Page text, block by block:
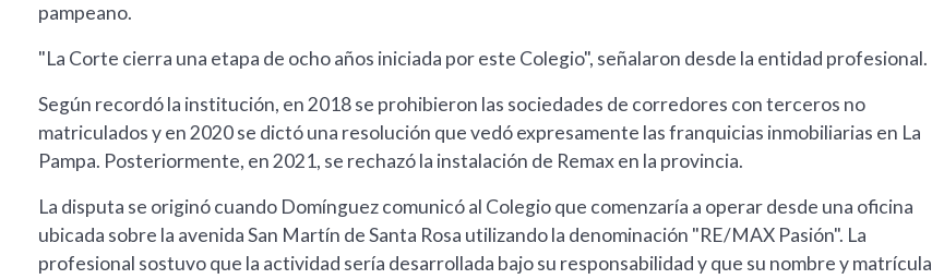
pampeano.
"La Corte cierra una etapa de ocho años iniciada por este Colegio", señalaron desde la entidad profesional.
Según recordó la institución, en 2018 se prohibieron las sociedades de corredores con terceros no
matriculados y en 2020 se dictó una resolución que vedó expresamente las franquicias inmobiliarias en La
Pampa. Posteriormente, en 2021, se rechazó la instalación de Remax en la provincia.
La disputa se originó cuando Domínguez comunicó al Colegio que comenzaría a operar desde una oficina
ubicada sobre la avenida San Martín de Santa Rosa utilizando la denominación "RE/MAX Pasión". La
profesional sostuvo que la actividad sería desarrollada bajo su responsabilidad y que su nombre y matrícula